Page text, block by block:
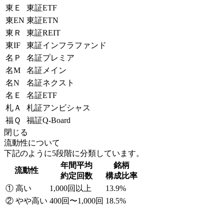
東Ｅ
東証ETF
東EN 東証ETN
東Ｒ
東証REIT
東IF
東証インフラファンド
名Ｐ
名証プレミア
名M
名証メイン
名N
名証ネクスト
名Ｅ
名証ETF
札Ａ
札証アンビシャス
福Ｑ
福証Q-Board
閉じる
流動性について
下記のように5段階に分類しています。
流動性
年間平均
約定回数
銘柄
構成比率
① 高い
1,000回以上
13.9%
② やや高い 400回〜1,000回 18.5%